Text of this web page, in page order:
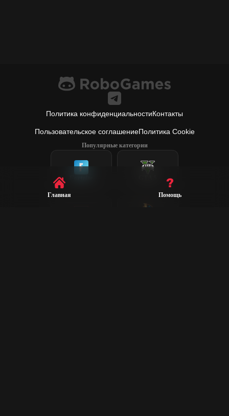
Политика конфиденциальностиКонтакты
Пользовательское соглашениеПолитика Cookie
Популярные категории
Главная Помощь